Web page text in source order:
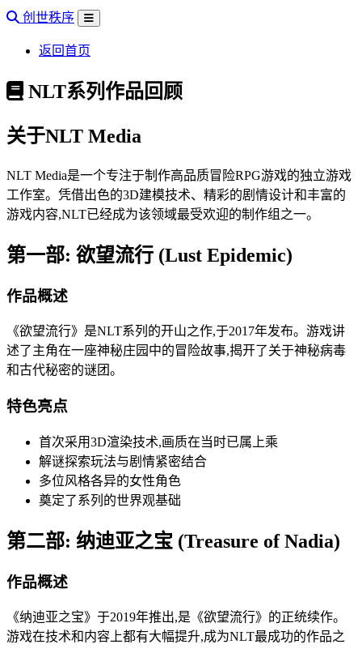
创世秩序
返回首页
NLT系列作品回顾
关于NLT Media
NLT Media是一个专注于制作高品质冒险RPG游戏的独立游戏
工作室。凭借出色的3D建模技术、精彩的剧情设计和丰富的
游戏内容,NLT已经成为该领域最受欢迎的制作组之一。
第一部: 欲望流行 (Lust Epidemic)
作品概述
《欲望流行》是NLT系列的开山之作,于2017年发布。游戏讲
述了主角在一座神秘庄园中的冒险故事,揭开了关于神秘病毒
和古代秘密的谜团。
特色亮点
首次采用3D渲染技术,画质在当时已属上乘
解谜探索玩法与剧情紧密结合
多位风格各异的女性角色
奠定了系列的世界观基础
第二部: 纳迪亚之宝 (Treasure of Nadia)
作品概述
《纳迪亚之宝》于2019年推出,是《欲望流行》的正统续作。
游戏在技术和内容上都有大幅提升,成为NLT最成功的作品之